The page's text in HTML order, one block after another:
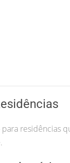
residências